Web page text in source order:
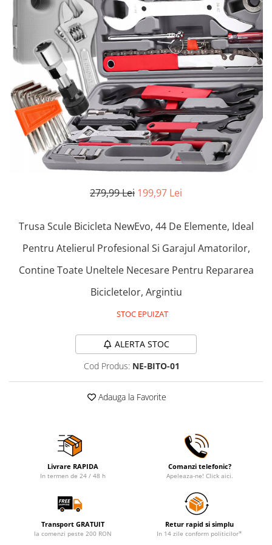
Pistoale de lipit
Termometre bucatarie
Tigai si Seturi
Unelte si aparate de masura
Uscatoare Rufe
Veioze si Lampi
Vopsele si Pigmenti
Perii de par electrice
Uscatoare de par
279,99 Lei 199,97 Lei
Trusa Scule Bicicleta NewEvo, 44 De Elemente, Ideal
Pentru Atelierul Profesional Si Garajul Amatorilor,
Contine Toate Uneltele Necesare Pentru Repararea
Bicicletelor, Argintiu
STOC EPUIZAT
ALERTA STOC
Cod Produs: NE-BITO-01
Adauga la Favorite
Livrare RAPIDA
In termen de 24 / 48 h
Comanzi telefonic?
Apeleaza-ne! Click aici.
Transport GRATUIT
la comenzi peste 200 RON
Retur rapid si simplu
In 14 zile conform politicilor*